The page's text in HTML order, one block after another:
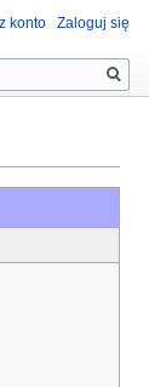
konto Zaloguj się